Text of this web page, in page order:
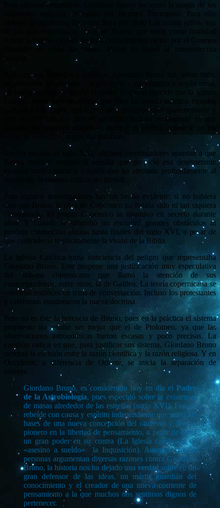
Para algunos herméticos, Giordano Bruno recuperó la magia de los
sacerdotes egipcios, recogida por Hermes Trimegisto. Para ello
elaboró un misterioso libro que lleva por título Los treinta sellos, una
de las más enigmáticas obras de Bruno, que tenía como finalidad
formar a magos a través de un reconocimiento virtual por el Cosmos
dibujado en unos diagramas. Bruno lo llamó la mnemotecnia
mágica.
Para algunos filosófos y políticos, Giordano Bruno fue, sobre todo,
un saludable provocador – según unos -, egocéntrico y según otros,
un individuo que despreció el poder temporal ejercido por la Iglesia
Católica sobre todo al afirmar que Dios ha creado infinitos mundos
parecidos a la Tierra, que Cristo hizo milagros sólo aparentemente y
que no hay castigo para el pecador. Incluso recomendó lo que
llamaba los «amores vulgares», aunque él prefirió centrarse en los
Recién entrado el siglo XXI, algunos investigadores apuntan a que
Bruno también sembró la semilla que propició esa desesperante
escisión entre ciencia y religión que ha afectado profundamente al
desarrollo de nuestra cultura occidental.
Para algunos investigadores hay un hecho evidente: si no hubiera
sido por Bruno, la obra de Copérnico no habría sido ni tan siquiera
considerada. El propio Copérnico la mantuvo en secreto durante
años. Y cuando se difundió no encontró grandes obstáculos ni
produjo conmoción alguna hasta finales del siglo XVI, a pesar de
que contradecía implícitamente la visión de la Biblia.
La Iglesia Católica toma conciencia del peligro que representaba
Giordano Bruno. Este propone una justificación muy especulativa
del sistema copernicano que llamó la atención de sus
contemporáneos, entre otros, la de Galileo. La teoría copernicana se
convirtió entonces en tema de conversación. Incluso los protestantes
y calvinistas condenaron la nueva doctrina.
Pero no es ésta la herencia de Bruno, pues en la práctica el sistema
propuesto no resultó ser mejor que el de Ptolomeo, ya que las
observaciones astronómicas fueron escasas y poco precisas. La
cuestión radica en que, para justificar sus sistema, Giordano Bruno
siembra la escisión entre la razón científica y la razón religiosa. Y en
Occidente, a diferencia de Oriente, se inicia la separación de
saberes.
Giordano Bruno, es considerado hoy en día el Padre
de la Astrobiología, pues especuló sobre la existencia
de masas alrededor de las estrellas (siglo XVI). Fue un
rebelde con causa y espíritu independiente que sentó las
bases de una nueva concepción del universo y fue un
pionero en la libertad de pensamiento, a pesar de tener
un gran poder en su contra (La Iglesia católica y su
«asesino a sueldo» la Inquisición). Aunque muchas
personas argumentan diversas razones contra Giordano
Bruno, la historia nos ha dejado una verdad sobre él: un
gran defensor de las ideas, un mártir guardián del
conocimiento y el creador de una nueva corriente de
pensamiento a la que muchos nos sentimos dignos de
pertenecer.